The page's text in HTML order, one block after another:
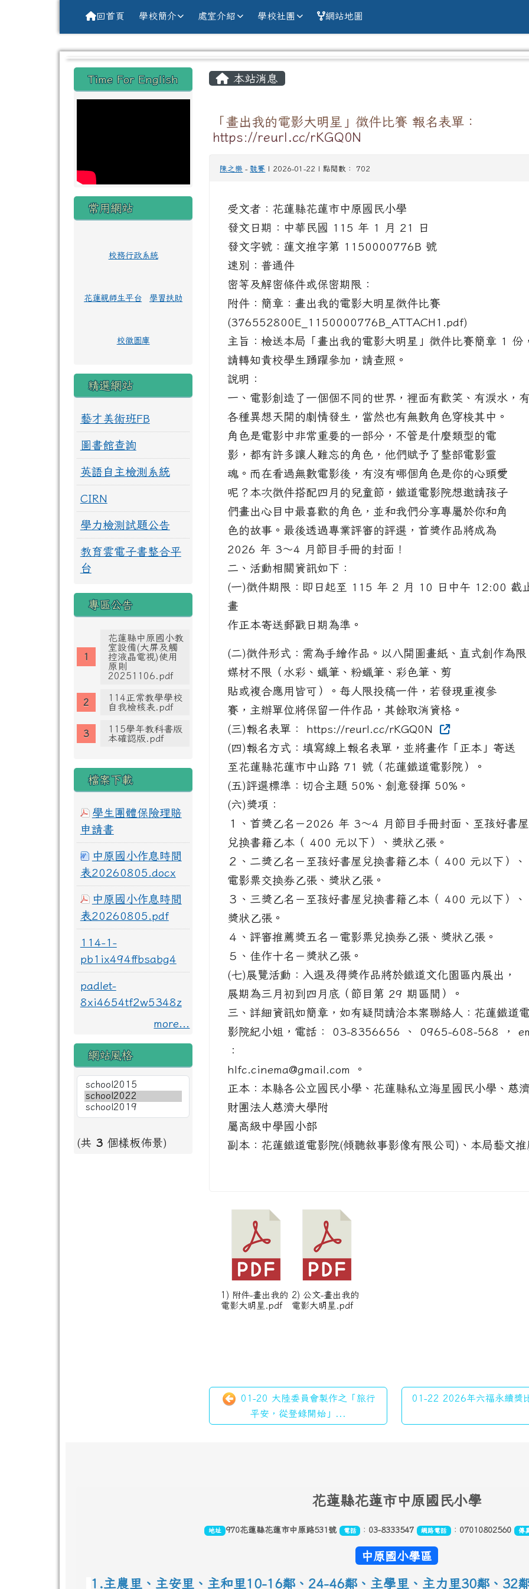
花蓮縣花蓮市中原國小全球資訊網Hualien
回首頁 學校簡介 處室介紹 學校社團 網站地圖
左邊區域內容
Time For English
常用網站
校務行政系統
花蓮親師生平台 學習扶助
校徽圖庫
精選網站
藝才美術班FB
圖書館查詢
英語自主檢測系統
CIRN
學力檢測試題公告
教育雲電子書整合平
台
專區公告
花蓮縣中原國小教
室設備(大屏及觸
控液晶電視)使用
原則
20251106.pdf
114正常教學學校
自我檢核表.pdf
115學年教科書版
本確認版.pdf
檔案下載
學生團體保險理賠
申請書
中原國小作息時間
表20260805.docx
中原國小作息時間
表20260805.pdf
114-1-
pb1ix494ffbsabg4
padlet-
8xi4654tf2w5348z
more...
網站風格
(共 3個樣板佈景)
主內容區域
本站消息
「畫出我的電影大明星」徵件比賽 報名表單：
https://reurl.cc/rKGQ0N
陳之樂 -競賽 | 2026-01-22 | 點閱數： 702
受文者：花蓮縣花蓮市中原國民小學
發文日期：中華民國 115 年 1 月 21 日
發文字號：蓮文推字第 1150000776B 號
速別：普通件
密等及解密條件或保密期限：
附件：簡章：畫出我的電影大明星徵件比賽
(376552800E_1150000776B_ATTACH1.pdf)
主旨：檢送本局「畫出我的電影大明星」徵件比賽簡章 1 份
請轉知貴校學生踴躍參加，請查照。
說明：
一、電影創造了一個個不同的世界，裡面有歡笑、有淚水，有
各種異想天開的劇情發生，當然也有無數角色穿梭其中。
角色是電影中非常重要的一部分，不管是什麼類型的電
影，都有許多讓人難忘的角色，他們賦予了整部電影靈
魂。而在看過無數電影後，有沒有哪個角色是你的心頭愛
呢？本次徵件搭配四月的兒童節，鐵道電影院想邀請孩子
們畫出心目中最喜歡的角色，並和我們分享專屬於你和角
色的故事。最後透過專業評審的評選，首獎作品將成為
2026 年 3～4 月節目手冊的封面！
二、活動相關資訊如下：
(一)徵件期限：即日起至 115 年 2 月 10 日中午 12:00 截
畫
作正本寄送郵戳日期為準。
(二)徵件形式：需為手繪作品。以八開圖畫紙、直式創作為
媒材不限（水彩、蠟筆、粉蠟筆、彩色筆、剪
貼或複合應用皆可）。每人限投稿一件，若發現重複參
賽，主辦單位將保留一件作品，其餘取消資格。
(三)報名表單： https://reurl.cc/rKGQ0N
(四)報名方式：填寫線上報名表單，並將畫作「正本」寄送
至花蓮縣花蓮市中山路 71 號（花蓮鐵道電影院）。
(五)評選標準：切合主題 50%、創意發揮 50%。
(六)獎項：
１、首獎乙名－2026 年 3～4 月節目手冊封面、至孩好書屋
兌換書籍乙本（ 400 元以下）、獎狀乙張。
２、二獎乙名－至孩好書屋兌換書籍乙本（ 400 元以下）、
電影票交換券乙張、獎狀乙張。
３、三獎乙名－至孩好書屋兌換書籍乙本（ 400 元以下）、
獎狀乙張。
４、評審推薦獎五名－電影票兌換券乙張、獎狀乙張。
５、佳作十名－獎狀乙張。
(七)展覽活動：入選及得獎作品將於鐵道文化園區內展出，
展期為三月初到四月底（節目第 29 期區間）。
三、詳細資訊如簡章，如有疑問請洽本案聯絡人：花蓮鐵道電
影院紀小姐，電話： 03-8356656 、 0965-608-568 ，
：
hlfc.cinema@gmail.com 。
正本：本縣各公立國民小學、花蓮縣私立海星國民小學、慈
財團法人慈濟大學附
屬高級中學國小部
副本：花蓮鐵道電影院(傾聽敘事影像有限公司)、本局藝文
1) 附件-畫出我的
電影大明星.pdf
2) 公文-畫出我的
電影大明星.pdf
01-20 大陸委員會製作之「旅行
平安，從登錄開始」...
01-22 2026年六福永續獎
頁尾區域
花蓮縣花蓮市中原國民小學
地址 970花蓮縣花蓮市中原路531號 電話 ： 03-8333547 網路電話 ： 07010802560 傳
中原國小學區
1.主農里、主安里、主和里10-16鄰、 24-46鄰、主學里、主力里30鄰、 32